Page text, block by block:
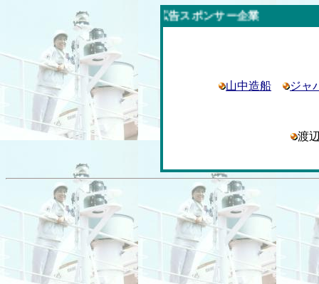
山中造船 ジャ
渡